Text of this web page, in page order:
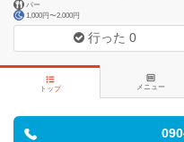
バー
1,000円〜2,000円
行った0
トップ メニュー